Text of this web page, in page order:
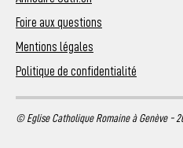
Foire aux questions
Mentions légales
Politique de confidentialité
© Eglise Catholique Romaine à Genève -